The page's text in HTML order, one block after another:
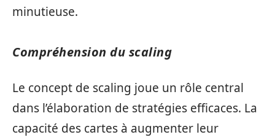
minutieuse.
Compréhension du scaling
Le concept de scaling joue un rôle central
dans l’élaboration de stratégies efficaces. La
capacité des cartes à augmenter leur